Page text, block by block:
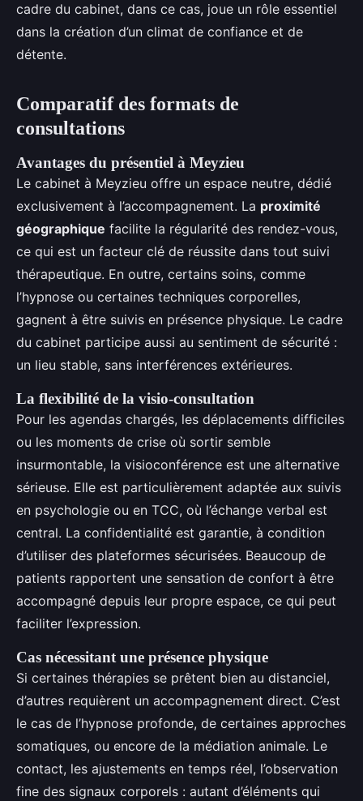
cadre du cabinet, dans ce cas, joue un rôle essentiel
dans la création d’un climat de confiance et de
détente.
Comparatif des formats de
consultations
Avantages du présentiel à Meyzieu
Le cabinet à Meyzieu offre un espace neutre, dédié
exclusivement à l’accompagnement. La proximité
géographique facilite la régularité des rendez-vous,
ce qui est un facteur clé de réussite dans tout suivi
thérapeutique. En outre, certains soins, comme
l’hypnose ou certaines techniques corporelles,
gagnent à être suivis en présence physique. Le cadre
du cabinet participe aussi au sentiment de sécurité :
un lieu stable, sans interférences extérieures.
La flexibilité de la visio-consultation
Pour les agendas chargés, les déplacements difficiles
ou les moments de crise où sortir semble
insurmontable, la visioconférence est une alternative
sérieuse. Elle est particulièrement adaptée aux suivis
en psychologie ou en TCC, où l’échange verbal est
central. La confidentialité est garantie, à condition
d’utiliser des plateformes sécurisées. Beaucoup de
patients rapportent une sensation de confort à être
accompagné depuis leur propre espace, ce qui peut
faciliter l’expression.
Cas nécessitant une présence physique
Si certaines thérapies se prêtent bien au distanciel,
d’autres requièrent un accompagnement direct. C’est
le cas de l’hypnose profonde, de certaines approches
somatiques, ou encore de la médiation animale. Le
contact, les ajustements en temps réel, l’observation
fine des signaux corporels : autant d’éléments qui